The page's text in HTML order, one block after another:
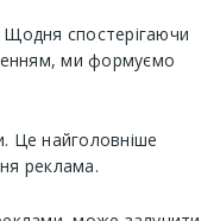
Щодня спостерігаючи
ми формуємо
Це найголовніше
реклама.